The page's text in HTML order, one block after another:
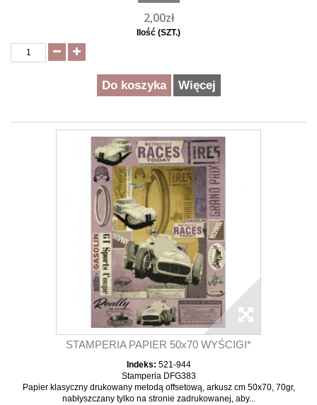
2,00zł
Ilość (SZT.)
Do koszyka Więcej
STAMPERIA PAPIER 50x70 WYŚCIGI*
Indeks: 521-944
Stamperia DFG383
Papier klasyczny drukowany metodą offsetową, arkusz cm 50x70, 70gr,
nabłyszczany tylko na stronie zadrukowanej, aby...